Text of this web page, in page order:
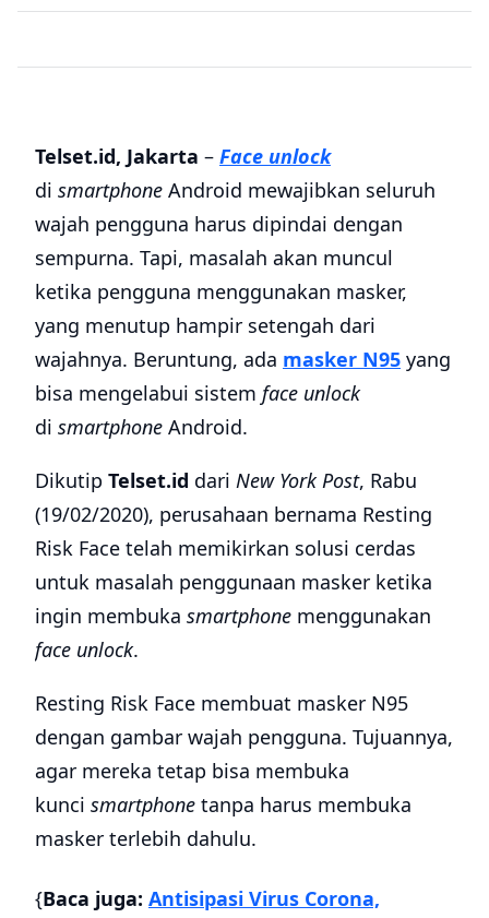
Telset.id, Jakarta – Face unlock
di smartphone Android mewajibkan seluruh
wajah pengguna harus dipindai dengan
sempurna. Tapi, masalah akan muncul
ketika pengguna menggunakan masker,
yang menutup hampir setengah dari
wajahnya. Beruntung, ada masker N95 yang
bisa mengelabui sistem face unlock
di smartphone Android.
Dikutip Telset.id dari New York Post, Rabu
(19/02/2020), perusahaan bernama Resting
Risk Face telah memikirkan solusi cerdas
untuk masalah penggunaan masker ketika
ingin membuka smartphone menggunakan
face unlock.
Resting Risk Face membuat masker N95
dengan gambar wajah pengguna. Tujuannya,
agar mereka tetap bisa membuka
kunci smartphone tanpa harus membuka
masker terlebih dahulu.
{Baca juga: Antisipasi Virus Corona,